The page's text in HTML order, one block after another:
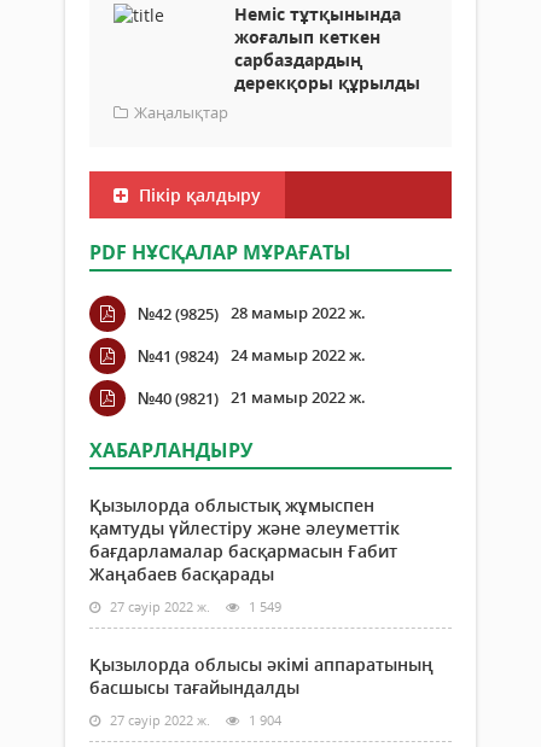
Неміс тұтқынында
жоғалып кеткен
сарбаздардың
дерекқоры құрылды
Жаңалықтар
Пікір қалдыру
PDF НҰСҚАЛАР МҰРАҒАТЫ
№42 (9825) 28 мамыр 2022 ж.
№41 (9824) 24 мамыр 2022 ж.
№40 (9821) 21 мамыр 2022 ж.
ХАБАРЛАНДЫРУ
Қызылорда облыстық жұмыспен
қамтуды үйлестіру және әлеуметтік
бағдарламалар басқармасын Ғабит
Жаңабаев басқарады
27 сәуір 2022 ж. 1 549
Қызылорда облысы әкімі аппаратының
басшысы тағайындалды
27 сәуір 2022 ж. 1 904